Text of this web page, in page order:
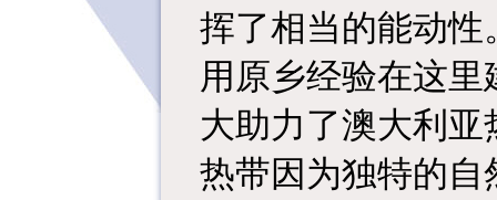
挥了相当的能动
用原乡经验在这
大助力了澳大利
热带因为独特的